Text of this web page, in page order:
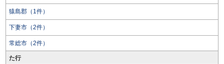
猿島郡（1件）
下妻市（2件）
常総市（2件）
た行